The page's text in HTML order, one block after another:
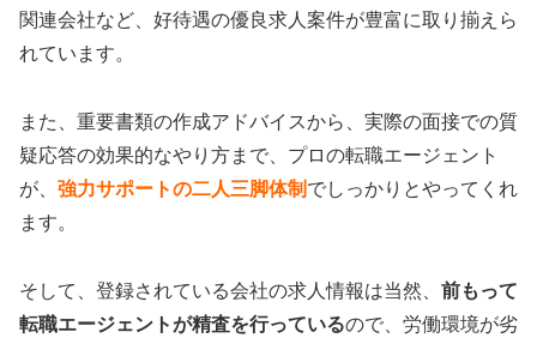
関連会社など、好待遇の優良求人案件が豊富に取り揃えら
れています。
また、重要書類の作成アドバイスから、実際の面接での質
疑応答の効果的なやり方まで、プロの転職エージェント
が、 強力サポートの二人三脚体制 でしっかりとやってくれ
ます。
そして、登録されている会社の求人情報は当然、 前もって
転職エージェントが精査を行っているので、労働環境が劣